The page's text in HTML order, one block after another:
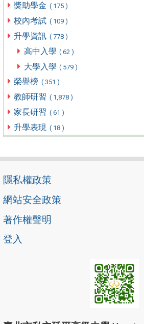
獎助學金 ( 175 )
校內考試 ( 109 )
升學資訊 ( 778 )
高中入學 ( 62 )
大學入學 ( 579 )
榮譽榜 ( 351 )
教師研習 ( 1,878 )
家長研習 ( 61 )
升學表現 ( 18 )
隱私權政策
網站安全政策
著作權聲明
登入